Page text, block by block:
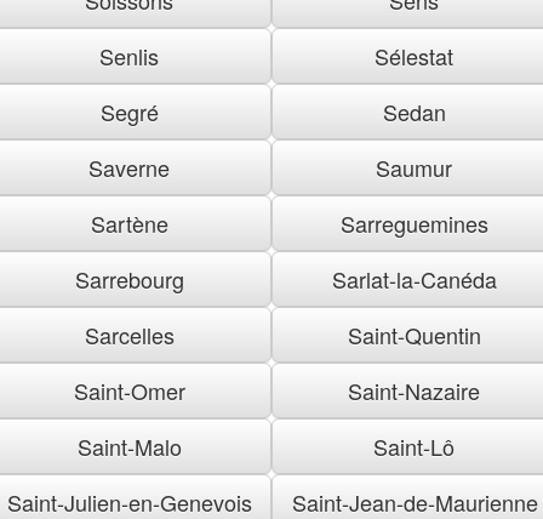
Senlis
Sélestat
Segré
Sedan
Saverne
Saumur
Sartène
Sarreguemines
Sarrebourg
Sarlat-la-Canéda
Sarcelles
Saint-Quentin
Saint-Omer
Saint-Nazaire
Saint-Malo
Saint-Lô
Saint-Julien-en-Genevois
Saint-Jean-de-Maurienne